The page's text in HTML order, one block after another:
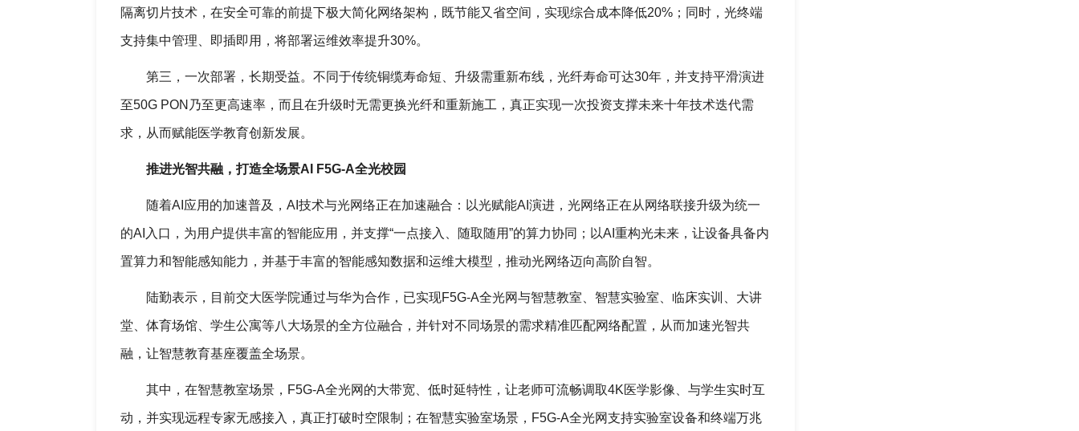
隔离切片技术，在安全可靠的前提下极大简化网络架构，既节能又省空间，实现综合成本降低20%；同时，光终端
支持集中管理、即插即用，将部署运维效率提升30%。
第三，一次部署，长期受益。不同于传统铜缆寿命短、升级需重新布线，光纤寿命可达30年，并支持平滑演进
至50G PON乃至更高速率，而且在升级时无需更换光纤和重新施工，真正实现一次投资支撑未来十年技术迭代需
求，从而赋能医学教育创新发展。
推进光智共融，打造全场景AI F5G-A全光校园
随着AI应用的加速普及，AI技术与光网络正在加速融合：以光赋能AI演进，光网络正在从网络联接升级为统一
的AI入口，为用户提供丰富的智能应用，并支撑“一点接入、随取随用”的算力协同；以AI重构光未来，让设备具备内
置算力和智能感知能力，并基于丰富的智能感知数据和运维大模型，推动光网络迈向高阶自智。
陆勤表示，目前交大医学院通过与华为合作，已实现F5G-A全光网与智慧教室、智慧实验室、临床实训、大讲
堂、体育场馆、学生公寓等八大场景的全方位融合，并针对不同场景的需求精准匹配网络配置，从而加速光智共
融，让智慧教育基座覆盖全场景。
其中，在智慧教室场景，F5G-A全光网的大带宽、低时延特性，让老师可流畅调取4K医学影像、与学生实时互
动，并实现远程专家无感接入，真正打破时空限制；在智慧实验室场景，F5G-A全光网支持实验室设备和终端万兆